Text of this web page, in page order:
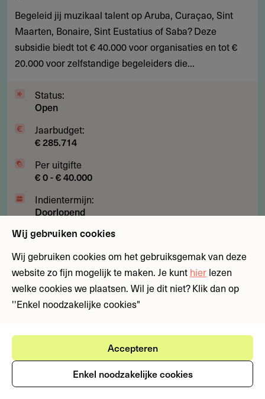
voor
muziektalent
in
het
gebied
Begeleid jij muzikaal talent op Aruba, Curaçao, Sint
Maarten, Bonaire, Sint Eustatius of Saba? Deze
subsidie biedt tot € 40.000 voor organisaties en tot €
20.000 voor zelfstandige begeleiders die...
Status:
Open
Jaarbudget:
€ 285.714
Per uitgifte
€ 0 - € 40.000
Indientermijn:
Doorlopend
Laatst geverifieerd:
Subsidies Fondsen Kunst, cultuur en media
Subsidie
€
voor
voor kunstenaars naar Mexico
Wil je als beeldend kunstenaar je internationale
netwerk uitbreiden in Latijns-Amerika? Deze subsidie
biedt een voucher voor een begeleid bezoek aan een
Wij gebruiken cookies
Wij gebruiken cookies om het gebruiksgemak van deze
website zo fijn mogelijk te maken. Je kunt hier lezen
welke cookies we plaatsen. Wil je dit niet? Klik dan op
''Enkel noodzakelijke cookies"
Accepteren
Enkel noodzakelijke cookies